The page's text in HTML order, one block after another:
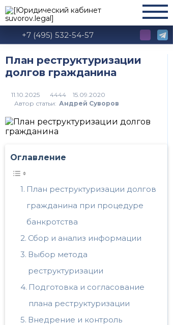
+7 (495) 532-54-57
План реструктуризации
долгов гражданина
4444
Автор статьи: Андрей Суворов
Оглавление
План реструктуризации долгов
гражданина при процедуре
банкротства
Сбор и анализ информации
Выбор метода
реструктуризации
Подготовка и согласование
плана реструктуризации
Внедрение и контроль